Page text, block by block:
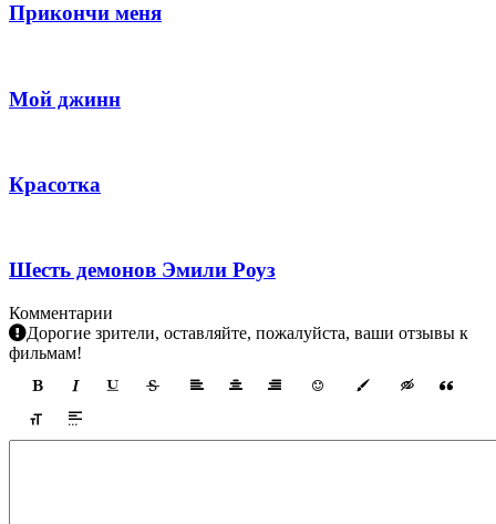
Прикончи меня
Мой джинн
Красотка
Шесть демонов Эмили Роуз
Комментарии
Дорогие зрители, оставляйте, пожалуйста, ваши отзывы к
фильмам!